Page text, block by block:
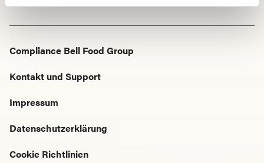
Compliance Bell Food Group
Kontakt und Support
Impressum
Datenschutzerklärung
Cookie Richtlinien